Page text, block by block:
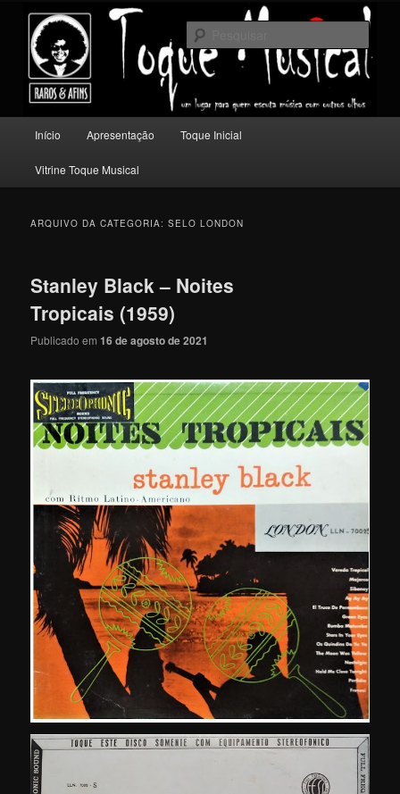
conteúdo
principal
conteúdo
secundário
Toque Musical
Um lugar para quem escuta música com outros olhos.
principal
Início Apresentação Toque Inicial
Vitrine Toque Musical
ARQUIVO DA CATEGORIA:SELO LONDON
Stanley Black – Noites
Tropicais (1959)
Publicado em16 de agosto de 2021